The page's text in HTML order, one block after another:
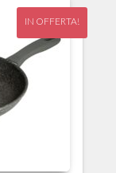
IN OFFERTA!